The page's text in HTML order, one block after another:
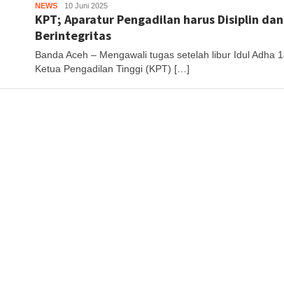
NEWS Tanjong
10 Juni 2025
KPT; Aparatur Pengadilan harus Disiplin dan
Berintegritas
Banda Aceh – Mengawali tugas setelah libur Idul Adha
Ketua Pengadilan Tinggi (KPT) […]